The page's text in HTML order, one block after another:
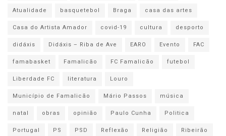
Atualidade
basquetebol Braga
casa das artes
Casa do Artista Amador
covid-19 cultura
desporto
didáxis
Didáxis – Riba de Ave EARO Evento
FAC
famabasket
Famalicão FC Famalicão
futebol
Liberdade FC
literatura
Louro
Município de Famalicão
Mário Passos
música
natal
obras opinião Paulo Cunha
Politica
Portugal
PS PSD Reflexão Religião
Ribeirão